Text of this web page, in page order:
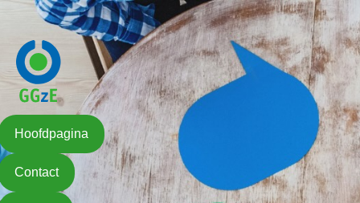
Hoofdpagina
Contact